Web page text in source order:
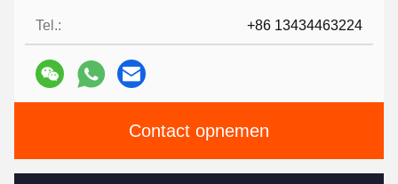
Tel.: +86 13434463224
Contact opnemen